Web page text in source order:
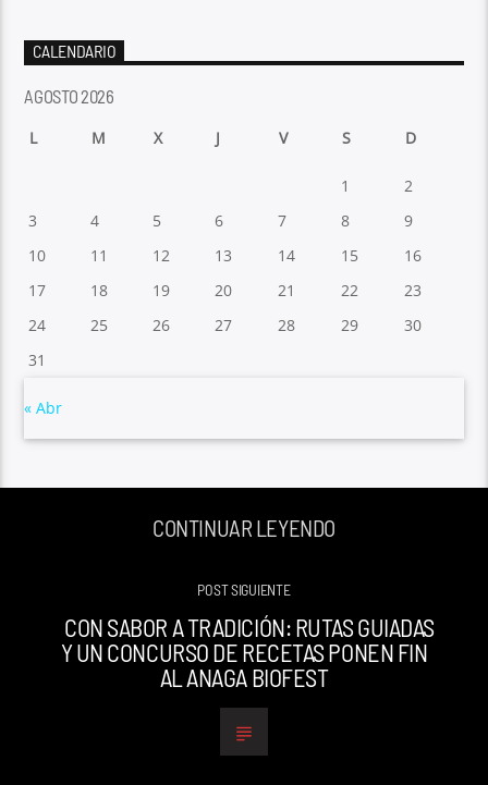
CALENDARIO
AGOSTO 2026
L M X J V S D
1
2
3
4 5 6 7 8
9
10
11 12 13 14 15
16
17
18 19 20 21 22
23
24
25 26 27 28 29
30
31
« Abr
CONTINUAR LEYENDO
POST SIGUIENTE
CON SABOR A TRADICIÓN: RUTAS GUIADAS
Y UN CONCURSO DE RECETAS PONEN FIN
AL ANAGA BIOFEST